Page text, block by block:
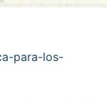
para-los-